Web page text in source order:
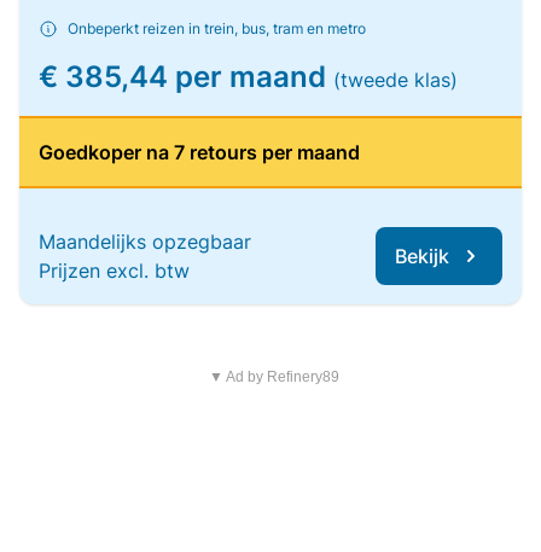
Onbeperkt reizen in trein, bus, tram en metro
€ 385,44 per maand (tweede klas)
Goedkoper na 7 retours per maand
Maandelijks opzegbaar
Prijzen excl. btw
Bekijk
▼ Ad by Refinery89